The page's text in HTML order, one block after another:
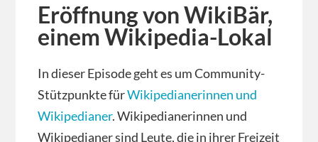
Eröffnung von WikiBär,
einem Wikipedia-Lokal
In dieser Episode geht es um Community-
Stützpunkte fürWikipedianerinnen und
Wikipedianer. Wikipedianerinnen und
Wikipedianer sind Leute, die in ihrer Freizeit